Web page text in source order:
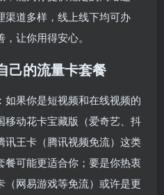
渠道多样，线上线下均可办
让你用得安心。
己的流量卡套餐
：如果你是短视频和在线视频的
移动花卡宝藏版（爱奇艺、抖
讯王卡（腾讯视频免流）这类
餐可能更适合你；要是你热衷
（网易游戏等免流）或许是更